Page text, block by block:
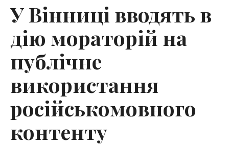
У Вінниці вводять в
дію мораторій на
публічне
використання
російськомовного
контенту